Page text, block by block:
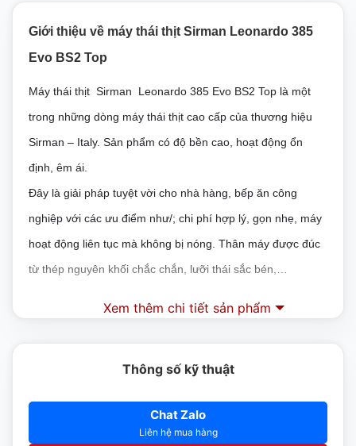
Giới thiệu về máy thái thịt Sirman Leonardo 385
Evo BS2 Top
Máy thái thịt Sirman Leonardo 385 Evo BS2 Top là một
trong những dòng máy thái thịt cao cấp của thương hiệu
Sirman – Italy. Sản phẩm có độ bền cao, hoạt động ổn
định, êm ái.
Đây là giải pháp tuyệt vời cho nhà hàng, bếp ăn công
nghiệp với các ưu điểm như/; chi phí hợp lý, gọn nhẹ, máy
hoạt động liên tục mà không bị nóng. Thân máy được đúc
từ thép nguyên khối chắc chắn, lưỡi thái sắc bén,…
– Thiết kế nhỏ gọn, chắc chắn, không bị rung lắc trong quá
– Bên ngoài máy được làm bằng chất liệu thép đặc biệt,
đảm bảo an toàn vệ sinh
Xem thêm chi tiết sản phẩm
Thông số kỹ thuật
Chat Zalo
Liên hệ mua hàng